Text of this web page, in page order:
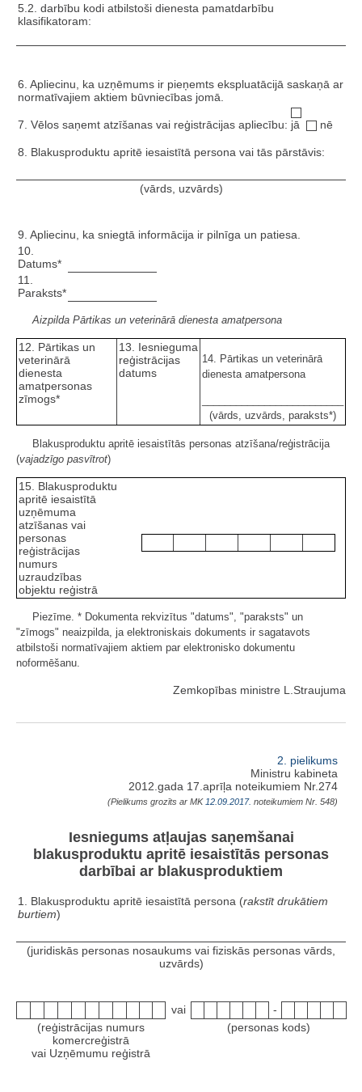
5.2. darbību kodi atbilstoši dienesta pamatdarbību
klasifikatoram:
6. Apliecinu, ka uzņēmums ir pieņemts ekspluatācijā saskaņā ar
normatīvajiem aktiem būvniecības jomā.
7. Vēlos saņemt atzīšanas vai reģistrācijas apliecību: jā nē
8. Blakusproduktu apritē iesaistītā persona vai tās pārstāvis:
(vārds, uzvārds)
9. Apliecinu, ka sniegtā informācija ir pilnīga un patiesa.
10.
Datums*
11.
Paraksts*
Aizpilda Pārtikas un veterinārā dienesta amatpersona
12. Pārtikas un
veterinārā
dienesta
amatpersonas
zīmogs*
13. Iesnieguma
reģistrācijas
datums
14. Pārtikas un veterinārā
dienesta amatpersona
(vārds, uzvārds, paraksts*)
Blakusproduktu apritē iesaistītās personas atzīšana/reģistrācija
(vajadzīgo pasvītrot)
15. Blakusproduktu
apritē iesaistītā
uzņēmuma
atzīšanas vai
personas
reģistrācijas
numurs
uzraudzības
objektu reģistrā
Piezīme. * Dokumenta rekvizītus "datums", "paraksts" un
"zīmogs" neaizpilda, ja elektroniskais dokuments ir sagatavots
atbilstoši normatīvajiem aktiem par elektronisko dokumentu
noformēšanu.
Zemkopības ministre L.Straujuma
2. pielikums
Ministru kabineta
2012.gada 17.aprīļa noteikumiem Nr.274
(Pielikums grozīts ar MK 12.09.2017. noteikumiem Nr. 548)
Iesniegums atļaujas saņemšanai
blakusproduktu apritē iesaistītās personas
darbībai ar blakusproduktiem
1. Blakusproduktu apritē iesaistītā persona (rakstīt drukātiem
burtiem)
(juridiskās personas nosaukums vai fiziskās personas vārds,
uzvārds)
vai
-
(reģistrācijas numurs
komercreģistrā
vai Uzņēmumu reģistrā
(personas kods)